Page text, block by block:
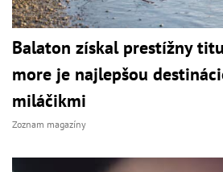
Balaton získal prestížny
more je najlepšou
miláčikmi
Zoznam magazíny